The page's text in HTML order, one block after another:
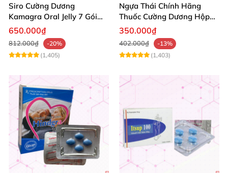
Siro Cường Dương
Kamagra Oral Jelly 7 Gói
Hương Trái Cây Tăng
Cường Sinh Lực
650.000₫
812.000₫
-20%
(1,405)
Ngựa Thái Chính Hãng
Thuốc Cường Dương Hộp
10 Viên Kéo Dài Thời Gian
350.000₫
402.000₫
-13%
(1,403)